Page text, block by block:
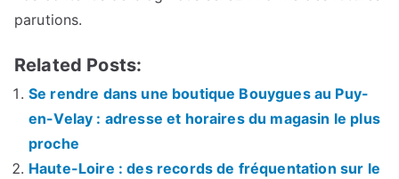
parutions.
Related Posts:
Se rendre dans une boutique Bouygues au Puy-
en-Velay : adresse et horaires du magasin le plus
proche
Haute-Loire : des records de fréquentation sur le